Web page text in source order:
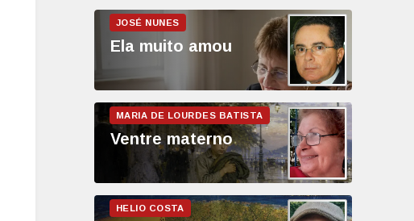
Ela muito amou
Ventre materno